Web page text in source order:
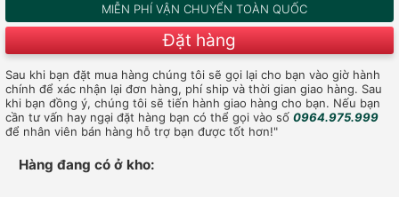
MIỄN PHÍ VẬN CHUYỂN TOÀN QUỐC
Đặt hàng
Sau khi bạn đặt mua hàng chúng tôi sẽ gọi lại cho bạn vào giờ hành
chính để xác nhận lại đơn hàng, phí ship và thời gian giao hàng. Sau
khi bạn đồng ý, chúng tôi sẽ tiến hành giao hàng cho bạn. Nếu bạn
cần tư vấn hay ngại đặt hàng bạn có thể gọi vào số 0964.975.999
để nhân viên bán hàng hỗ trợ bạn được tốt hơn!"
Hàng đang có ở kho: